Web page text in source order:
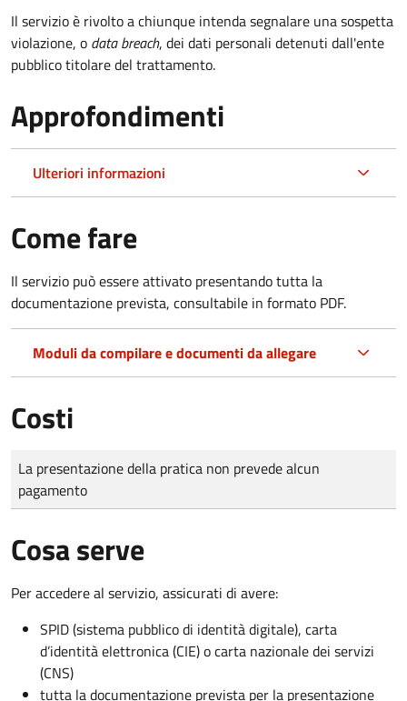
Il servizio è rivolto a chiunque intenda segnalare una sospetta
violazione, o data breach, dei dati personali detenuti dall'ente
pubblico titolare del trattamento.
Approfondimenti
Ulteriori informazioni
Come fare
Il servizio può essere attivato presentando tutta la
documentazione prevista, consultabile in formato PDF.
Moduli da compilare e documenti da allegare
Costi
Tipo di pagamento
Importo
La presentazione della pratica non prevede alcun
pagamento
Cosa serve
Per accedere al servizio, assicurati di avere:
SPID (sistema pubblico di identità digitale), carta
d’identità elettronica (CIE) o carta nazionale dei servizi
(CNS)
tutta la documentazione prevista per la presentazione